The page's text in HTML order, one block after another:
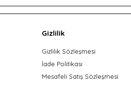
Gizlilik
Gizlilik Sözleşmesi
İade Politikası
Mesafeli Satış Sözleşmesi